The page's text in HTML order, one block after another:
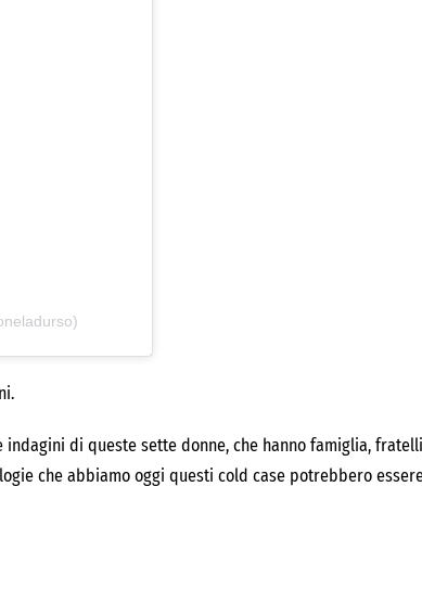
di queste sette donne, che hanno famiglia,
che abbiamo oggi questi cold case potrebbero